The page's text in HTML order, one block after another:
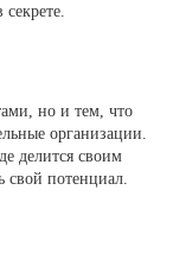
но и тем, что
организации.
делится своим
потенциал.